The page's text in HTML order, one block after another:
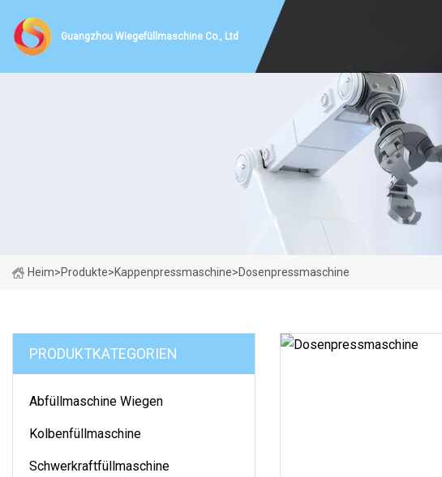
Guangzhou Wiegefüllmaschine Co., Ltd
Heim>Produkte>Kappenpressmaschine>Dosenpressmaschine
PRODUKTKATEGORIEN
Abfüllmaschine Wiegen
Kolbenfüllmaschine
Schwerkraftfüllmaschine